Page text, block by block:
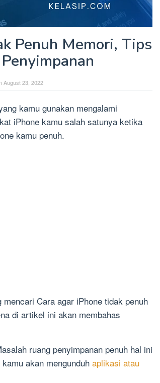
Penuh Memori, Tips
August 23, 2022
kamu gunakan mengalami
iPhone kamu salah satunya ketika
kamu penuh.
Cara agar iPhone tidak penuh
di artikel ini akan membahas
ruang penyimpanan penuh hal ini
akan mengunduhaplikasi atau